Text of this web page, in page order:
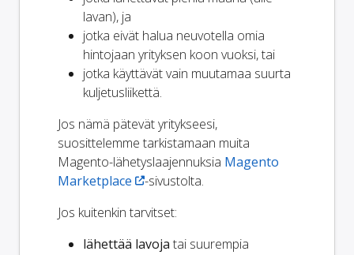
lavan), ja
jotka eivät halua neuvotella omia
hintojaan yrityksen koon vuoksi, tai
jotka käyttävät vain muutamaa suurta
kuljetusliikettä.
Jos nämä pätevät yritykseesi,
suosittelemme tarkistamaan muita
Magento-lähetyslaajennuksia Magento
Marketplace
-sivustolta.
Jos kuitenkin tarvitset:
lähettää lavoja tai suurempia